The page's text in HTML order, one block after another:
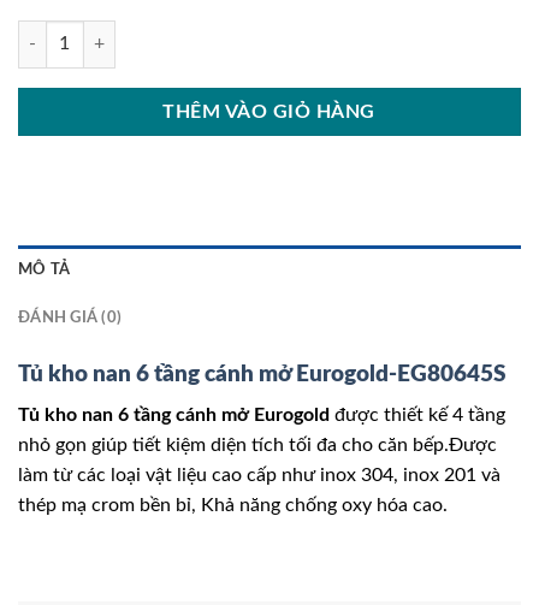
Tủ kho nan 6 tầng cánh mở Eurogold-EG80645S số lượng
THÊM VÀO GIỎ HÀNG
MÔ TẢ
ĐÁNH GIÁ (0)
Tủ kho nan 6 tầng cánh mở Eurogold-EG80645S
Tủ kho nan 6 tầng cánh mở Eurogold được thiết kế 4 tầng
nhỏ gọn giúp tiết kiệm diện tích tối đa cho căn bếp.Được
làm từ các loại vật liệu cao cấp như inox 304, inox 201 và
thép mạ crom bền bỉ, Khả năng chống oxy hóa cao.